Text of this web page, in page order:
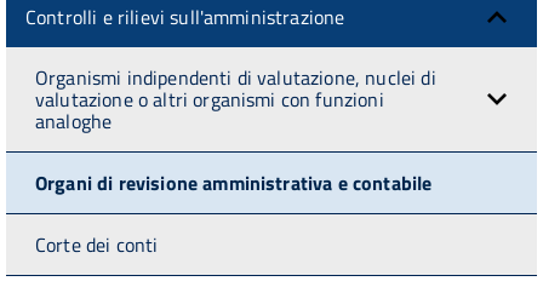
Controlli e rilievi sull'amministrazione
Organismi indipendenti di valutazione, nuclei di
valutazione o altri organismi con funzioni
analoghe
Organi di revisione amministrativa e contabile
Corte dei conti